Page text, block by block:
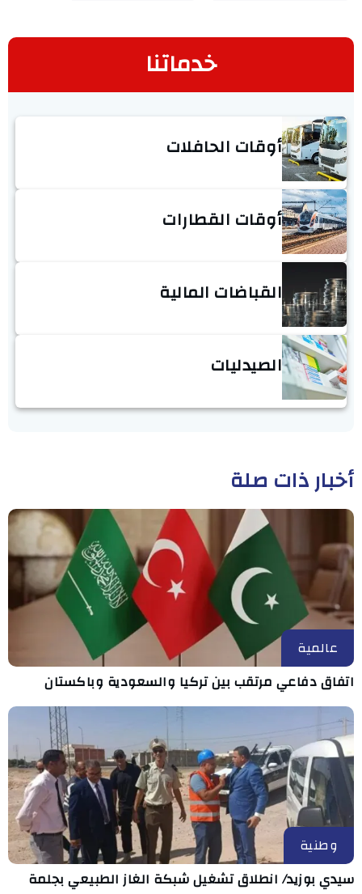
خدماتنا
أوقات الحافلات
أوقات القطارات
القباضات المالية
الصيدليات
أخبار ذات صلة
عالمية
اتفاق دفاعي مرتقب بين تركيا والسعودية وباكستان
وطنية
سيدي بوزيد/ انطلاق تشغيل شبكة الغاز الطبيعي بجلمة